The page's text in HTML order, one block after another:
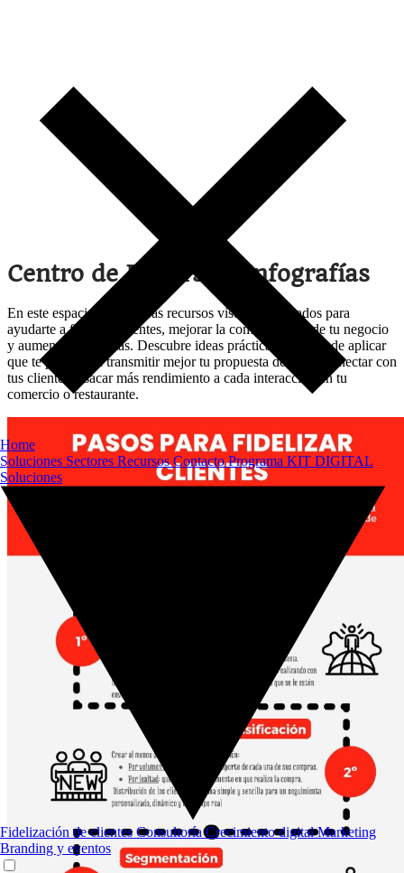
Home
Soluciones Sectores RecursosContactoPrograma KIT DIGITAL
Soluciones
Fidelización de clientesConsultoríaCrecimiento digitalMarketing
Branding y eventos
Ideas visuales para
fidelizar en tu negocio
Centro de Recursos: Infografías
En este espacio encontrarás recursos visuales diseñados para
ayudarte a fidelizar clientes, mejorar la comunicación de tu negocio
y aumentar tus ventas. Descubre ideas prácticas y fáciles de aplicar
que te permitirán transmitir mejor tu propuesta de valor, conectar con
tus clientes y sacar más rendimiento a cada interacción en tu
comercio o restaurante.